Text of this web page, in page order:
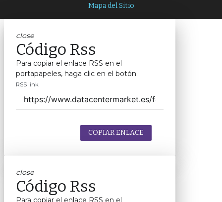
Mapa del Sitio
close
Código Rss
Para copiar el enlace RSS en el
portapapeles, haga clic en el botón.
RSS link
COPIAR ENLACE
close
Código Rss
Para copiar el enlace RSS en el